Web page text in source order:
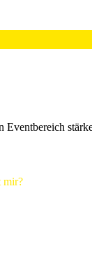
mir?